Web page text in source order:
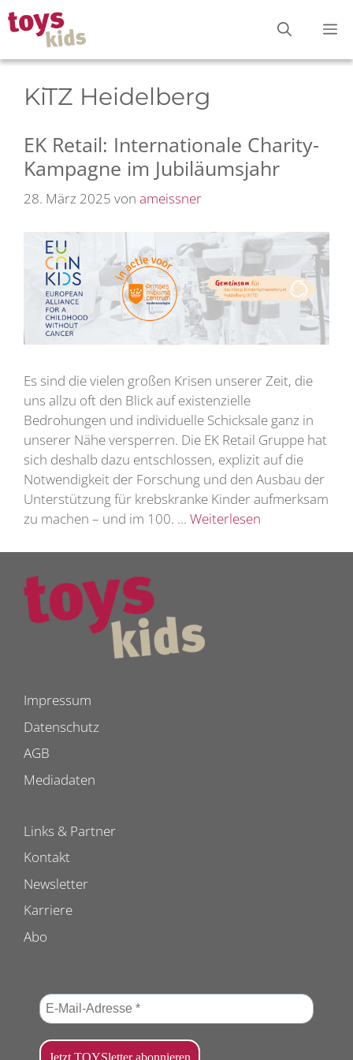
Zum
Inhalt
springen
KiTZ Heidelberg
EK Retail: Internationale Charity-
Kampagne im Jubiläumsjahr
28. März 2025 von ameissner
Es sind die vielen großen Krisen unserer Zeit, die
uns allzu oft den Blick auf existenzielle
Bedrohungen und individuelle Schicksale ganz in
unserer Nähe versperren. Die EK Retail Gruppe hat
sich deshalb dazu entschlossen, explizit auf die
Notwendigkeit der Forschung und den Ausbau der
Unterstützung für krebskranke Kinder aufmerksam
zu machen – und im 100. … Weiterlesen
Impressum
Datenschutz
AGB
Mediadaten
Links & Partner
Kontakt
Newsletter
Karriere
Abo